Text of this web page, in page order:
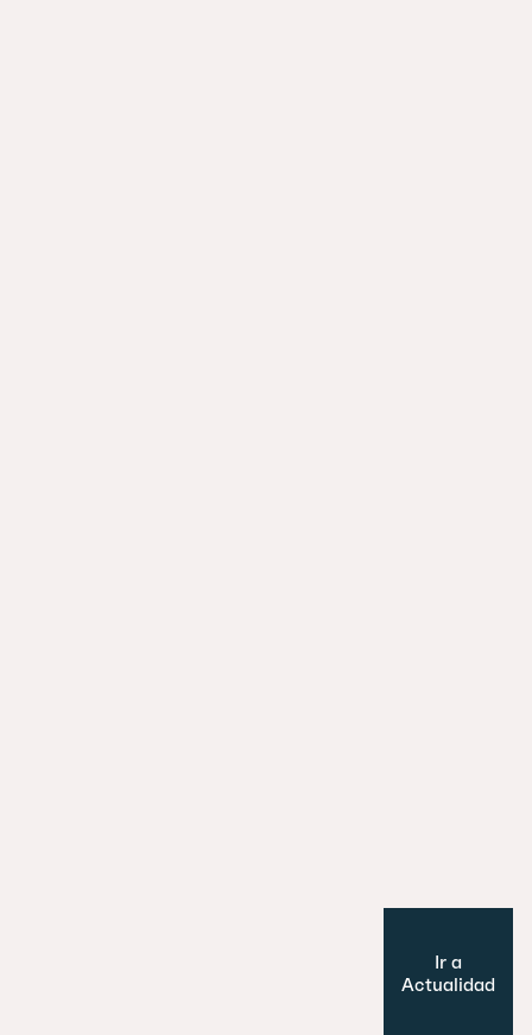
Ir a
Actualidad